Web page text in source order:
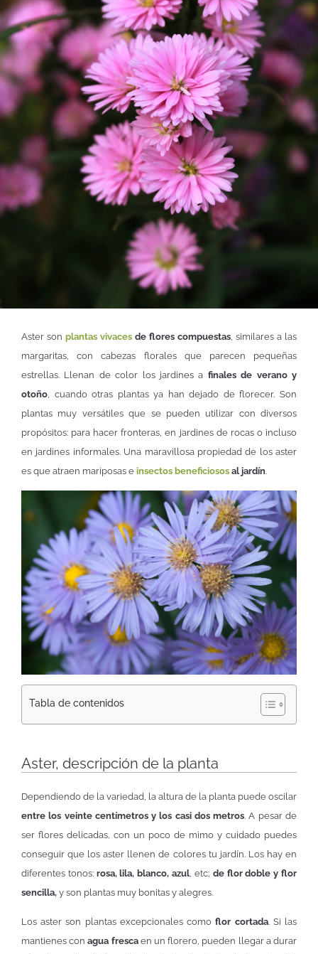
Aster son plantas vivaces de flores compuestas , similares a las
margaritas, con cabezas florales que parecen pequeñas
estrellas. Llenan de color los jardines a finales de verano y
otoño , cuando otras plantas ya han dejado de florecer. Son
plantas muy versátiles que se pueden utilizar con diversos
propósitos: para hacer fronteras, en jardines de rocas o incluso
en jardines informales. Una maravillosa propiedad de los aster
es que atraen mariposas e insectos beneficiosos al jardín.
Tabla de contenidos
Aster, descripción de la planta
Dependiendo de la variedad, la altura de la planta puede oscilar
entre los veinte centímetros y los casi dos metros. A pesar de
ser flores delicadas, con un poco de mimo y cuidado puedes
conseguir que los aster llenen de colores tu jardín. Los hay en
diferentes tonos: rosa, lila, blanco, azul, etc; de flor doble y flor
sencilla, y son plantas muy bonitas y alegres.
Los aster son plantas excepcionales comoflor cortada. Si las
mantienes conagua frescaen un florero, pueden llegar a durar